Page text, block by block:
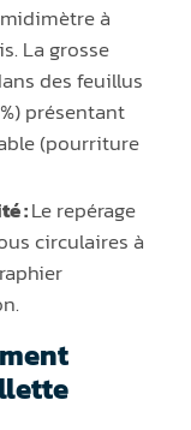
à
La grosse
des feuillus
présentant
(pourriture
:Le repérage
circulaires à